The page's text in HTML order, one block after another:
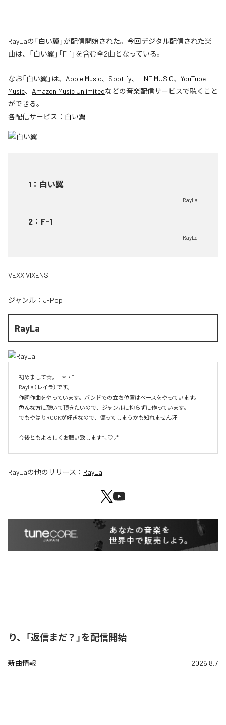
RayLaの「白い翼」が配信開始された。今回デジタル配信された楽
曲は、「白い翼」「F-1」を含む全2曲となっている。
なお「白い翼 」は、 Apple Music、 Spotify、 LINE MUSIC、 YouTube
Music、 Amazon Music Unlimitedなどの音楽配信サービスで聴くこと
ができる。
各配信サービス： 白い翼
1 ： 白い翼
RayLa
2 ： F-1
RayLa
VEXX VIXENS
ジャンル： J-Pop
RayLa
初めまして☆。.:＊・゜
RayLa（レイラ）です。
作詞作曲をやっています。バンドでの立ち位置はベースをやっています。
色んな方に聴いて頂きたいので、ジャンルに拘らずに作っています。
でもやはりROCKが好きなので、偏ってしまうかも知れません汗
今後ともよろしくお願い致します*⸜♡⸝*
RayLaの他のリリース： RayLa
り、「返信まだ？」を配信開始
新曲情報 2026.8.7